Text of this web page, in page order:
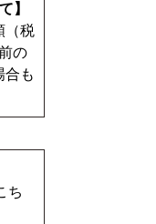
】
（税
の
合も
ち